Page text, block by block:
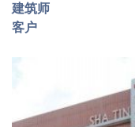
建筑师
客户